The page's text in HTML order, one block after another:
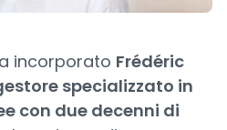
incorporato Frédéric
specializzato in
con due decenni di